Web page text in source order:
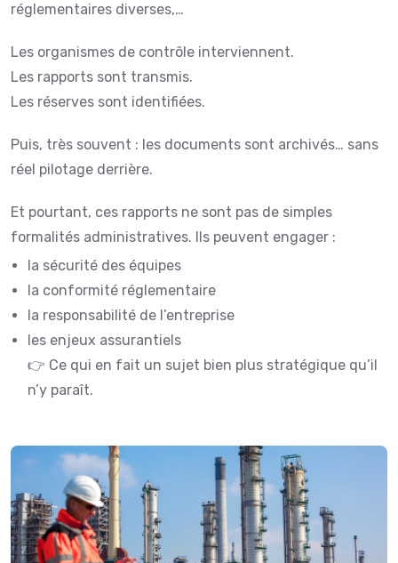
réglementaires diverses,…
Les organismes de contrôle interviennent.
Les rapports sont transmis.
Les réserves sont identifiées.
Puis, très souvent : les documents sont archivés… sans
réel pilotage derrière.
Et pourtant, ces rapports ne sont pas de simples
formalités administratives. Ils peuvent engager :
la sécurité des équipes
la conformité réglementaire
la responsabilité de l’entreprise
les enjeux assurantiels
👉 Ce qui en fait un sujet bien plus stratégique qu’il
n’y paraît.